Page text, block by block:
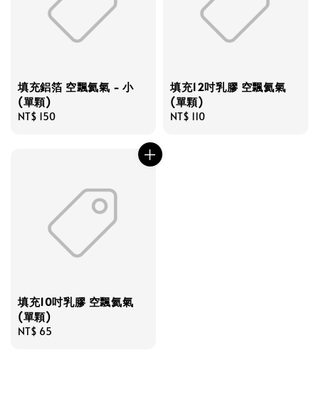
填充鋁箔 空飄氦氣 - 小
(單顆)
Regular
NT$ 150
填充12吋乳膠 空飄氦氣
(單顆)
Regular
NT$ 110
填充10吋乳膠 空飄氦氣
(單顆)
Regular
NT$ 65